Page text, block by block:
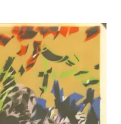
– Aurore 2eme